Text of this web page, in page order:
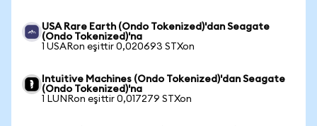
USA Rare Earth (Ondo Tokenized)'dan Seagate
(Ondo Tokenized)'na
1 USARon eşittir 0,020693 STXon
Intuitive Machines (Ondo Tokenized)'dan Seagate
(Ondo Tokenized)'na
1 LUNRon eşittir 0,017279 STXon